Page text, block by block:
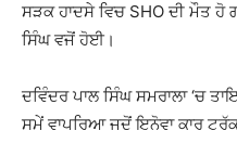
ਸੜਕ ਹਾਦਸੇ ਵਿਚ SHO ਦੀ ਮੌਤ ਹੋ
ਸਿੰਘ ਵਜੋਂ ਹੋਈ।
ਦਵਿੰਦਰ ਪਾਲ ਸਿੰਘ ਸਮਰਾਲਾ ‘ਚ
ਸਮੇਂ ਵਾਪਰਿਆ ਜਦੋਂ ਇਨੋਵਾ ਕਾਰ ਟਰੱਕ